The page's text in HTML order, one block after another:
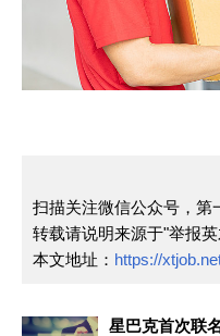
扫描关注微信公众号，第
转载请说明来源于"举报
本文地址： https://